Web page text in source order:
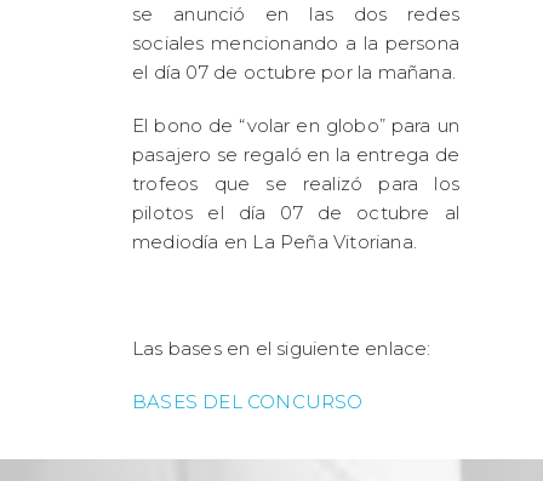
se anunció en las dos redes
sociales mencionando a la persona
el día 07 de octubre por la mañana.
El bono de “volar en globo” para un
pasajero se regaló en la entrega de
trofeos que se realizó para los
pilotos el día 07 de octubre al
mediodía en La Peña Vitoriana.
Las bases en el siguiente enlace:
BASES DEL CONCURSO